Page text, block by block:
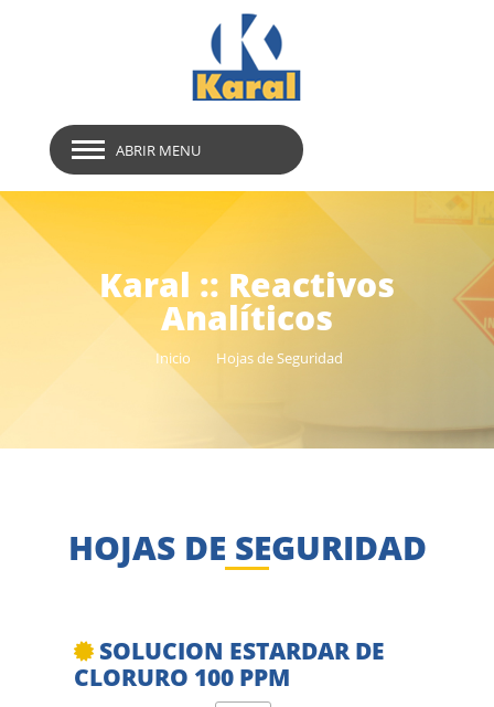
ABRIR MENU
Karal :: Reactivos
Analíticos
Inicio Hojas de Seguridad
HOJAS DE SEGURIDAD
SOLUCION ESTARDAR DE
CLORURO 100 PPM